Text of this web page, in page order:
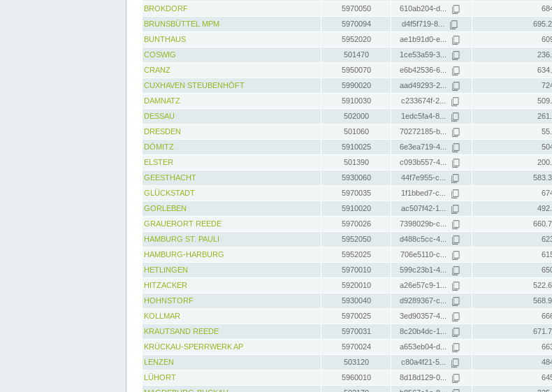
BROKDORF
5970050 610ab204-d...
BRUNSBÜTTEL MPM
5970094 d4f5f719-8...
BUNTHAUS
5952020 ae1b91d0-e...
COSWIG
501470 1ce53a59-3...
CRANZ
5950070 e6b42536-6...
CUXHAVEN STEUBENHÖFT
5990020 aad49293-2...
DAMNATZ
5910030 c233674f-2...
DESSAU
502000 1edc5fa4-8...
DRESDEN
501060 70272185-b...
DÖMITZ
5910025 6e3ea719-4...
ELSTER
501390 c093b557-4...
GEESTHACHT
5930060 44f7e955-c...
GLÜCKSTADT
5970035 1f1bbed7-c...
GORLEBEN
5910020 ac507f42-1...
GRAUERORT REEDE
5970026 7398029b-c...
HAMBURG ST. PAULI
5952050 d488c5cc-4...
HAMBURG-HARBURG
5952025 706e5110-c...
HETLINGEN
5970010 599c23b1-4...
HITZACKER
5920010 a26e57c9-1...
HOHNSTORF
5930040 d9289367-c...
KOLLMAR
5970025 3ed90357-4...
KRAUTSAND REEDE
5970031 8c20b4dc-1...
KRÜCKAU-SPERRWERK AP
5970024 a653eb04-d...
LENZEN
503120 c80a4f21-5...
LÜHORT
5960010 8d18d129-0...